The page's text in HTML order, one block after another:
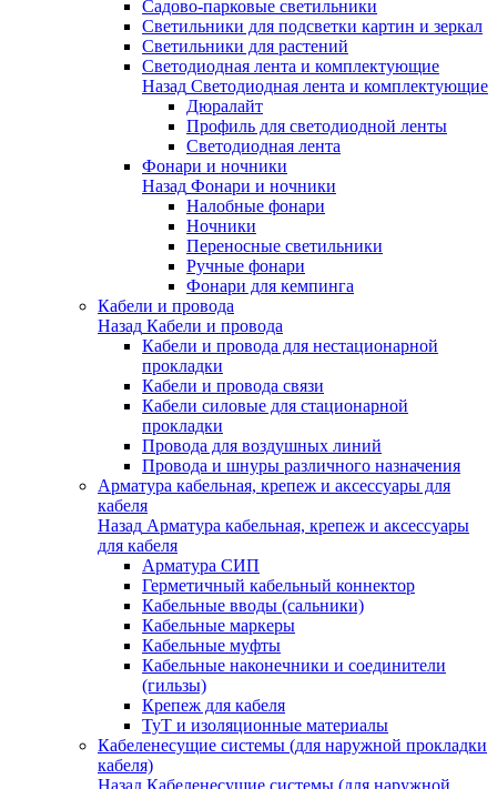
Садово-парковые светильники
Светильники для подсветки картин и зеркал
Светильники для растений
Светодиодная лента и комплектующие
Назад Светодиодная лента и комплектующие
Дюралайт
Профиль для светодиодной ленты
Светодиодная лента
Фонари и ночники
Назад Фонари и ночники
Налобные фонари
Ночники
Переносные светильники
Ручные фонари
Фонари для кемпинга
Кабели и провода
Назад Кабели и провода
Кабели и провода для нестационарной
прокладки
Кабели и провода связи
Кабели силовые для стационарной
прокладки
Провода для воздушных линий
Провода и шнуры различного назначения
Арматура кабельная, крепеж и аксессуары для
кабеля
Назад Арматура кабельная, крепеж и аксессуары
для кабеля
Арматура СИП
Герметичный кабельный коннектор
Кабельные вводы (сальники)
Кабельные маркеры
Кабельные муфты
Кабельные наконечники и соединители
(гильзы)
Крепеж для кабеля
ТуТ и изоляционные материалы
Кабеленесущие системы (для наружной прокладки
кабеля)
Назад Кабеленесущие системы (для наружной